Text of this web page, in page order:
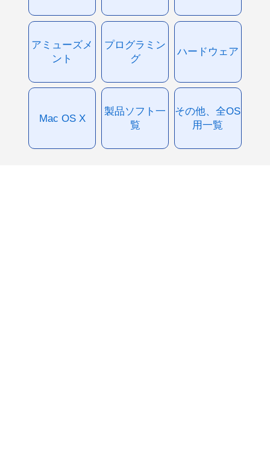
アミューズメ
ント
プログラミン
グ
ハードウェア
Mac OS X
製品ソフト一
覧
その他、全OS
用一覧